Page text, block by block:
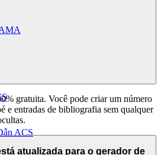
ACS
gratuita. Você pode criar um número
e entradas de bibliografia sem qualquer
atualizada para o gerador de